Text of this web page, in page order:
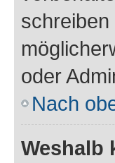
oder
Nach
Weshalb